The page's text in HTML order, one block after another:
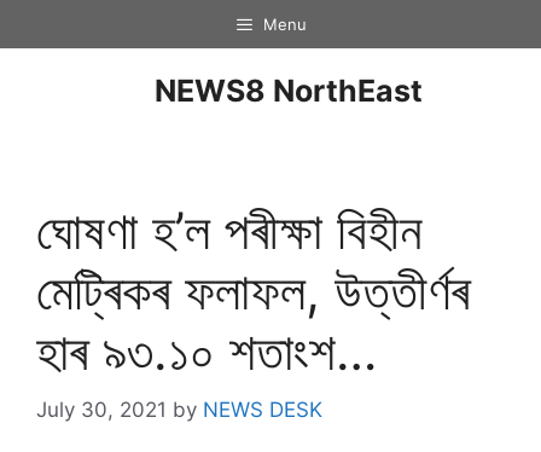
Menu
NEWS8 NorthEast
ঘোষণা হ’ল পৰীক্ষা বিহীন
মেট্ৰিকৰ ফলাফল, উত্তীৰ্ণৰ
হাৰ ৯৩.১০ শতাংশ…
July 30, 2021 by NEWS DESK